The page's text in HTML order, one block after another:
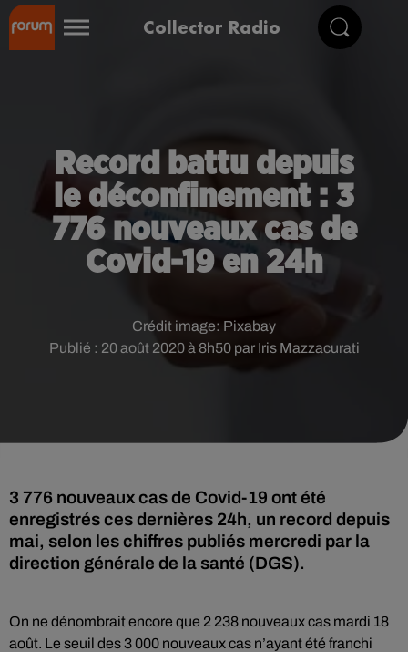
Collector Radio
Record battu depuis
le déconfinement : 3
776 nouveaux cas de
Covid-19 en 24h
Publié : 20 août 2020 à 8h50 par Iris Mazzacurati
Crédit image: Pixabay
3 776 nouveaux cas de Covid-19 ont été
enregistrés ces dernières 24h, un record depuis
mai, selon les chiffres publiés mercredi par la
direction générale de la santé (DGS).
On ne dénombrait encore que 2 238 nouveaux cas mardi 18
août. Le seuil des 3 000 nouveaux cas n’ayant été franchi